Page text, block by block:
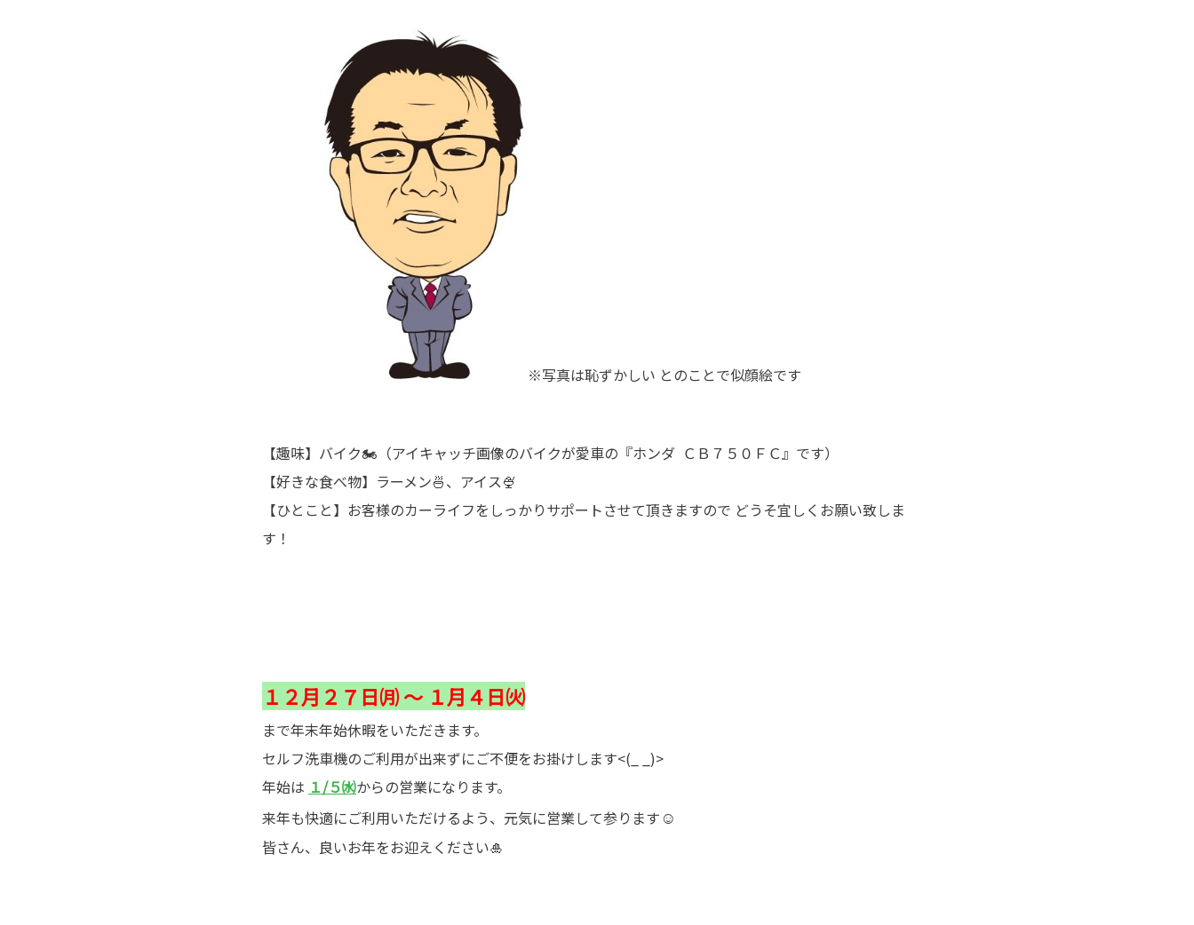
※写真は恥ずかしい とのことで似顔絵です
【趣味】バイク🏍（アイキャッチ画像のバイクが愛車の『ホンダ ＣＢ７５０ＦＣ』です）
【好きな食べ物】ラーメン🍜、アイス🍨
【ひとこと】お客様のカーライフをしっかりサポートさせて頂きますので どうそ宜しくお願い致しま
す！
１２月２７日㈪ ～ １月４日㈫
まで年末年始休暇をいただきます。
セルフ洗車機のご利用が出来ずにご不便をお掛けします<(_ _)>
年始は １/５㈬からの営業になります。
来年も快適にご利用いただけるよう、元気に営業して参ります☺
皆さん、良いお年をお迎えください🎍